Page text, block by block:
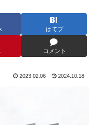
はてブ
コメント
2023.02.06 2024.10.18